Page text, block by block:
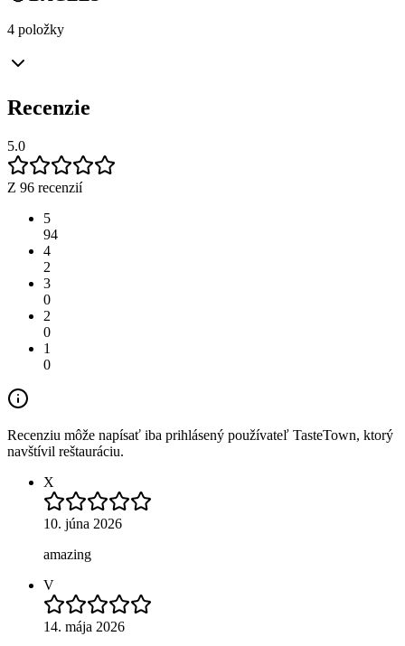
4 položky
Recenzie
5.0
Z 96 recenzií
5
94
4
2
3
0
2
0
1
0
Recenziu môže napísať iba prihlásený používateľ TasteTown, ktorý
navštívil reštauráciu.
X
10. júna 2026
amazing
V
14. mája 2026